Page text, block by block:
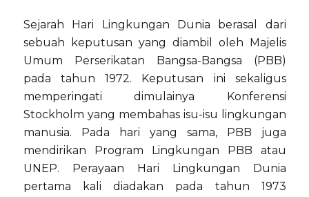
Sejarah Hari Lingkungan Dunia berasal dari
sebuah keputusan yang diambil oleh Majelis
Umum Perserikatan Bangsa-Bangsa (PBB)
pada tahun 1972. Keputusan ini sekaligus
memperingati dimulainya Konferensi
Stockholm yang membahas isu-isu lingkungan
manusia. Pada hari yang sama, PBB juga
mendirikan Program Lingkungan PBB atau
UNEP. Perayaan Hari Lingkungan Dunia
pertama kali diadakan pada tahun 1973